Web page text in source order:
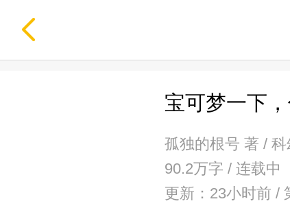
宝可梦一下，
孤独的根号 著 / 科
90.2万字 / 连载中
更新：23小时前 /